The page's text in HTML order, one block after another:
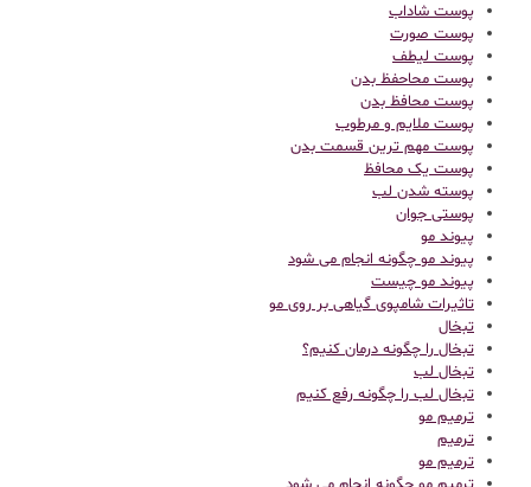
پوست شاداب
پوست صورت
پوست لیطف
پوست محاحفظ بدن
پوست محافظ بدن
پوست ملایم و مرطوب
پوست مهم ترین قسمت بدن
پوست یک محافظ
پوسته شدن لب
پوستی جوان
پیوند مو
پیوند مو چگونه انجام می شود
پیوند مو چیست
تاثیرات شامپوی گیاهی بر روی مو
تبخال
تبخال را چگونه درمان کنیم؟
تبخال لب
تبخال لب را چگونه رفع کنیم
ترميم مو
ترمیم
ترمیم مو